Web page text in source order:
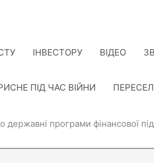
ІНВЕСТОРУ ВІДЕО
ПІД ЧАС ВІЙНИ
програми фінансової